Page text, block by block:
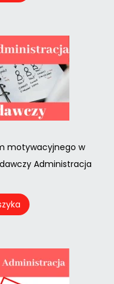
motywacyjnego w
Administracja